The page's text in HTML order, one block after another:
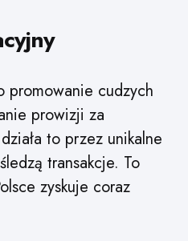
promowanie cudzych
prowizji za
to przez unikalne
transakcje. To
zyskuje coraz